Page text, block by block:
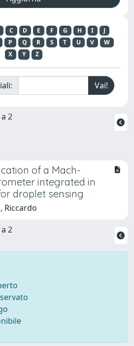
C D E F G H I
J
P Q R S T U V
W
X
Y Z
2
of a Mach-
integrated in
droplet sensing
Riccardo
2